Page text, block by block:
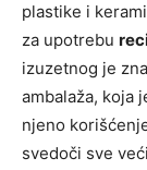
plastike i
za upotrebu
izuzetnog je
ambalaža, koja
njeno
svedoči sve